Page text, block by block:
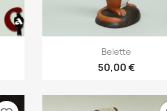
Aperçu rapide
Belette
50,00 €